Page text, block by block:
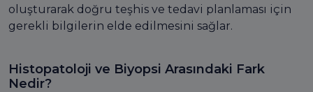
oluşturarak doğru teşhis ve tedavi planlaması için
gerekli bilgilerin elde edilmesini sağlar.
Histopatoloji ve Biyopsi Arasındaki Fark
Nedir?